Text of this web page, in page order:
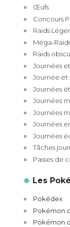
Œufs
Concours
Raids
Méga-
Raids
Journées
Journée et
Journées
Journées
Journées
Journées
Journées
Tâches
Passes de
Les
Pokédex
Pokémon
Pokémon